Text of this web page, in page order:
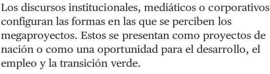
Los discursos institucionales, mediáticos o corporativos
configuran las formas en las que se perciben los
megaproyectos. Estos se presentan como proyectos de
nación o como una oportunidad para el desarrollo, el
empleo y la transición verde.